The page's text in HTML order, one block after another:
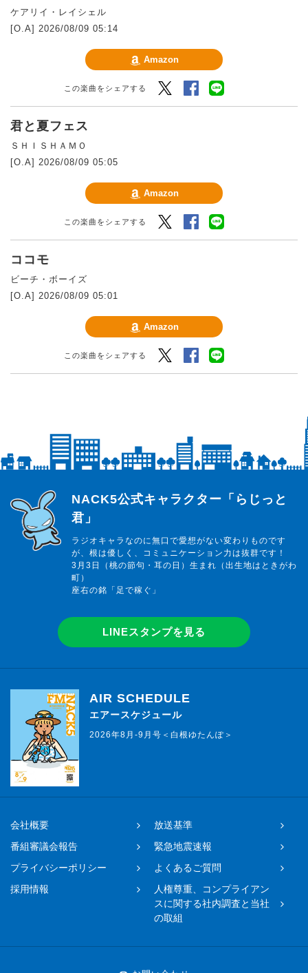
ケアリイ・レイシェル
[O.A] 2026/08/09 05:14
Amazon
この楽曲をシェアする Twitter Facebook
君と夏フェス
ＳＨＩＳＨＡＭＯ
[O.A] 2026/08/09 05:05
Amazon
この楽曲をシェアする Twitter Facebook
ココモ
ビーチ・ボーイズ
[O.A] 2026/08/09 05:01
Amazon
この楽曲をシェアする Twitter Facebook
らじっと君
NACK5公式キャラクター「らじっと
君」
ラジオキャラなのに無口で愛想がない変わりものです
が、根は優しく、コミュニケーション力は抜群です！
3月3日（桃の節句・耳の日）生まれ（出生地はときがわ
町）
座右の銘「足で稼ぐ」
LINEスタンプを見る
AIR SCHEDULE
エアースケジュール
2026年8月-9月号＜白根ゆたんぽ＞
会社概要
放送基準
番組審議会報告
緊急地震速報
プライバシーポリシー
よくあるご質問
採用情報
人権尊重、コンプライアン
スに関する社内調査と当社
の取組